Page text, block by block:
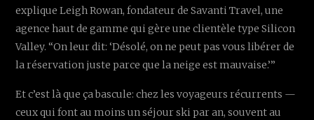
explique Leigh Rowan, fondateur de Savanti Travel, une
agence haut de gamme qui gère une clientèle type Silicon
Valley. “On leur dit: ‘Désolé, on ne peut pas vous libérer de
la réservation juste parce que la neige est mauvaise.’”
Et c’est là que ça bascule: chez les voyageurs récurrents —
ceux qui font au moins un séjour ski par an, souvent au